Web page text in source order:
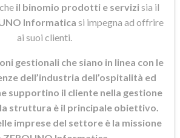
il binomio prodotti e servizisia il
Informatica si impegna ad offrire
ai suoi clienti.
gestionali che siano in linea con le
dell’industria dell’ospitalità ed
supportino il cliente nella gestione
struttura è il principale obiettivo.
imprese del settore è la missione